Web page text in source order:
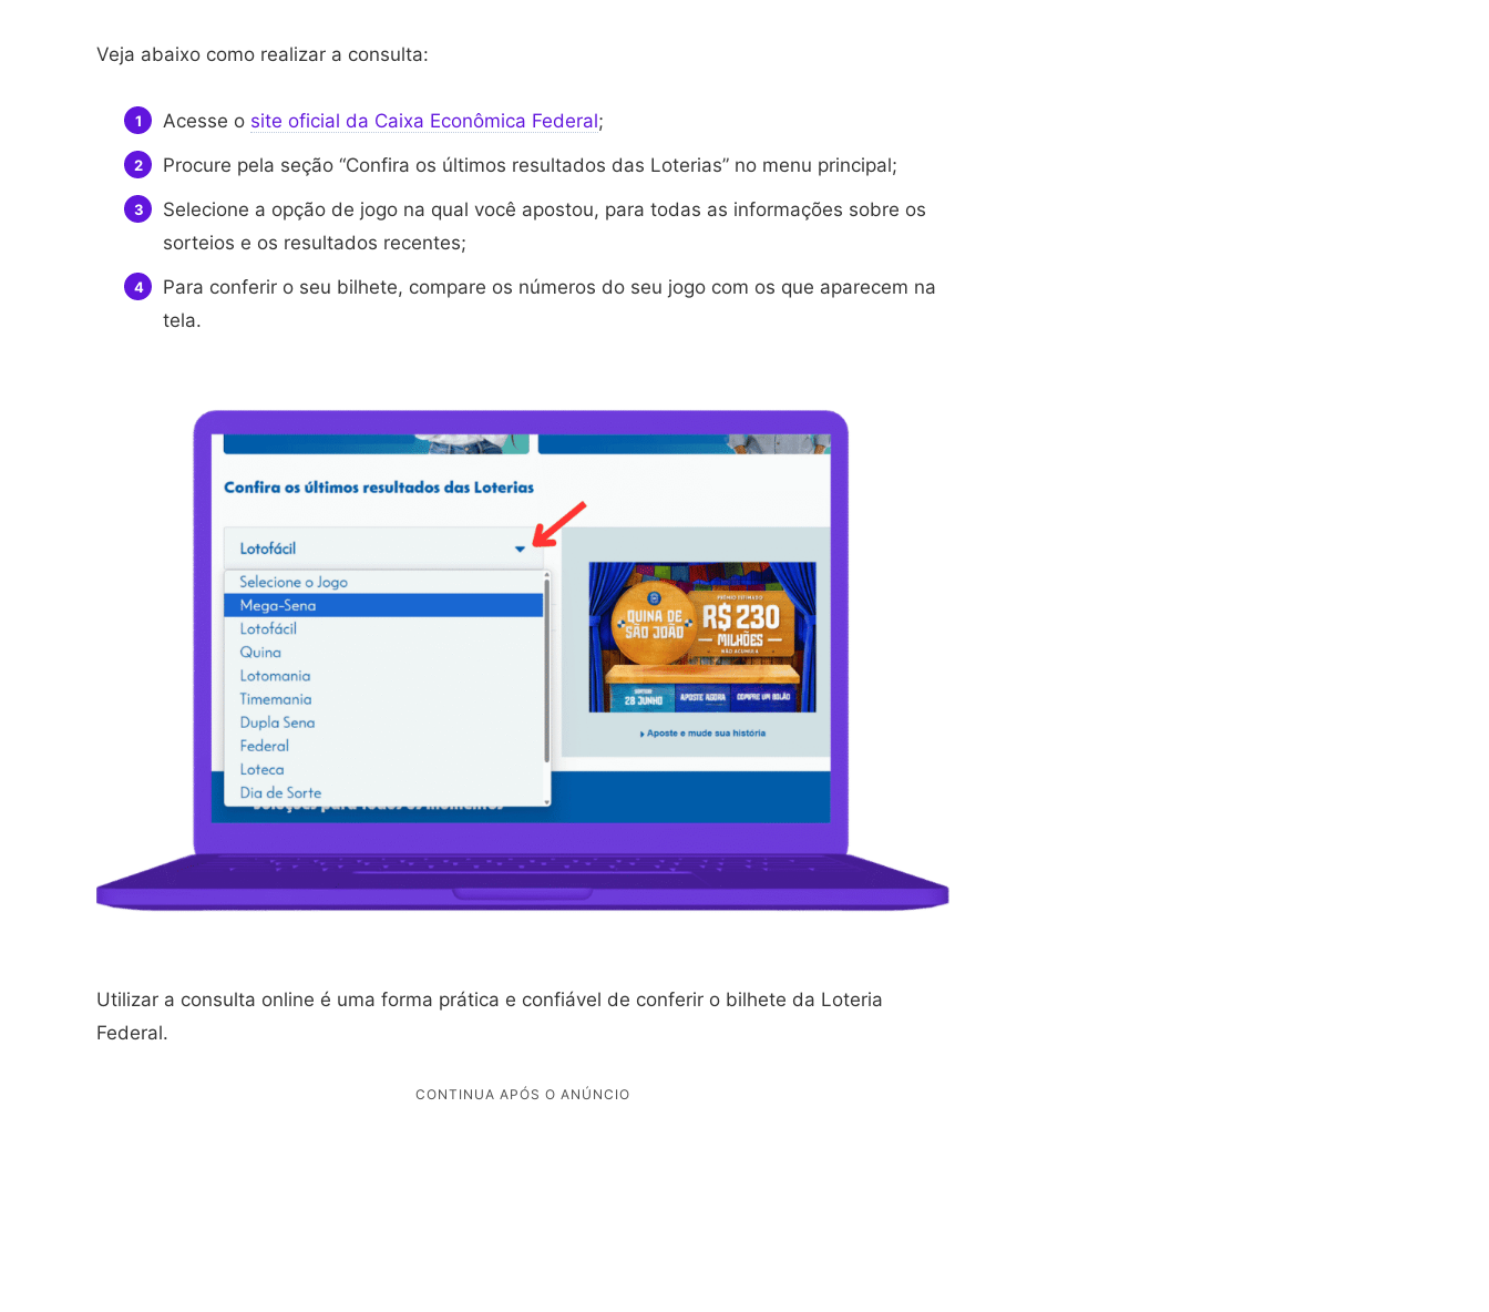
Veja abaixo como realizar a consulta:
Acesse o site oficial da Caixa Econômica Federal;
Procure pela seção “Confira os últimos resultados das Loterias” no menu principal;
Selecione a opção de jogo na qual você apostou, para todas as informações sobre os
sorteios e os resultados recentes;
Para conferir o seu bilhete, compare os números do seu jogo com os que aparecem na
tela.
Utilizar a consulta online é uma forma prática e confiável de conferir o bilhete da Loteria
Federal.